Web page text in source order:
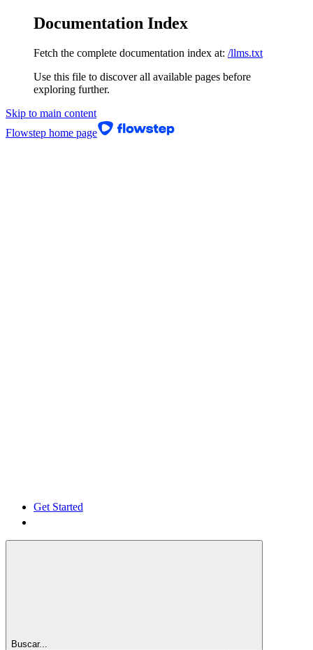
Documentation Index
Fetch the complete documentation index at: /llms.txt
Use this file to discover all available pages before
exploring further.
Skip to main content
Flowstep home page
Get Started
Buscar...